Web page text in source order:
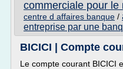
commerciale pour
centre d affaires banque /
entreprise par une
BICICI | Compte
Le compte courant BICICI